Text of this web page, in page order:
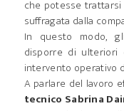
che potesse trattarsi
suffragata dalla
In questo modo,
disporre di
intervento operativo
A parlare del lavoro
tecnico Sabrina